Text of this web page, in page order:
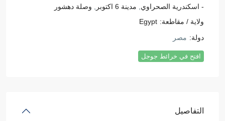
- اسكندرية الصحراوي
مدينة 6 اكتوبر
وصلة دهشور
ولاية / مقاطعة: Egypt
دولة: مصر
افتح في خرائط جوجل
التفاصيل